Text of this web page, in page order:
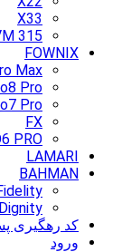
X33
315
FOWNIX
Max
Pro
Pro
FX
PRO
LAMARI
BAHMAN
Dignity
کد رهگیری
ورود